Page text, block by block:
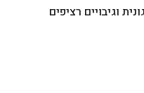
וגיבויים רציפים